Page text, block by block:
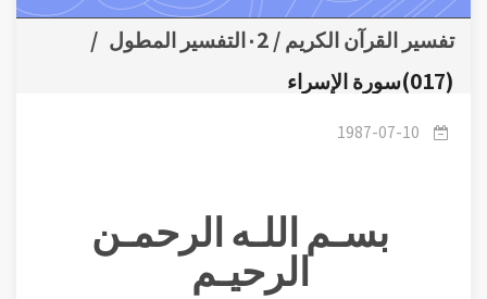
تفسير القرآن الكريم / ٠2التفسير المطول
/
(017)سورة الإسراء
1987-07-10
بسـم اللـه الرحمـن
الرحيـم